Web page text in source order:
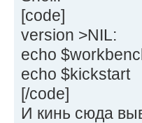
[code]
version >NIL:
echo
echo $kickstart
[/code]
И кинь сюда